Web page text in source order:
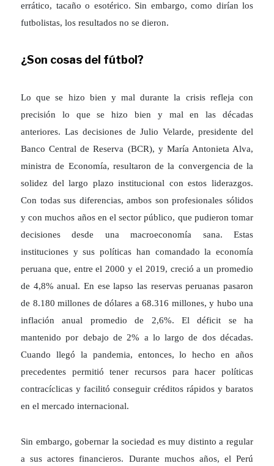
errático, tacaño o esotérico. Sin embargo, como dirían los
futbolistas, los resultados no se dieron.
¿Son cosas del fútbol?
Lo que se hizo bien y mal durante la crisis refleja con
precisión lo que se hizo bien y mal en las décadas
anteriores. Las decisiones de Julio Velarde, presidente del
Banco Central de Reserva (BCR), y María Antonieta Alva,
ministra de Economía, resultaron de la convergencia de la
solidez del largo plazo institucional con estos liderazgos.
Con todas sus diferencias, ambos son profesionales sólidos
y con muchos años en el sector público, que pudieron tomar
decisiones desde una macroeconomía sana. Estas
instituciones y sus políticas han comandado la economía
peruana que, entre el 2000 y el 2019, creció a un promedio
de 4,8% anual. En ese lapso las reservas peruanas pasaron
de 8.180 millones de dólares a 68.316 millones, y hubo una
inflación anual promedio de 2,6%. El déficit se ha
mantenido por debajo de 2% a lo largo de dos décadas.
Cuando llegó la pandemia, entonces, lo hecho en años
precedentes permitió tener recursos para hacer políticas
contracíclicas y facilitó conseguir créditos rápidos y baratos
en el mercado internacional.
Sin embargo, gobernar la sociedad es muy distinto a regular
a sus actores financieros. Durante muchos años, el Perú